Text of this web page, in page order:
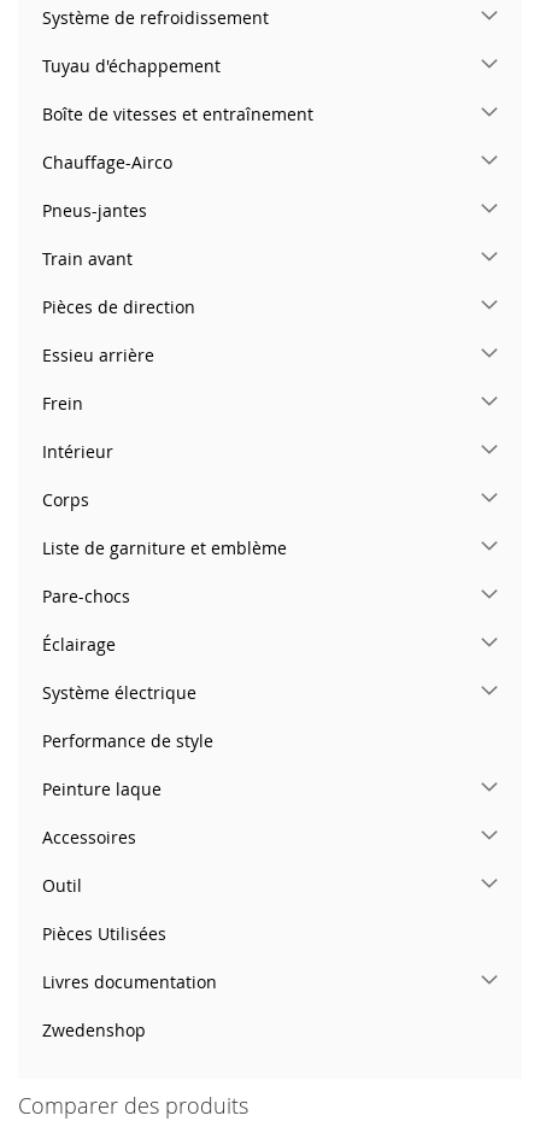
Système de refroidissement
Tuyau d'échappement
Boîte de vitesses et entraînement
Chauffage-Airco
Pneus-jantes
Train avant
Pièces de direction
Essieu arrière
Frein
Intérieur
Corps
Liste de garniture et emblème
Pare-chocs
Éclairage
Système électrique
Performance de style
Peinture laque
Accessoires
Outil
Pièces Utilisées
Livres documentation
Zwedenshop
Comparer des produits